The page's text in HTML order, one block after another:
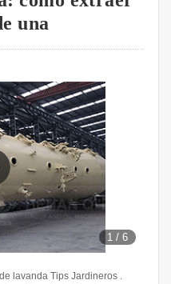
una
1 /6
lavanda Tips Jardineros .